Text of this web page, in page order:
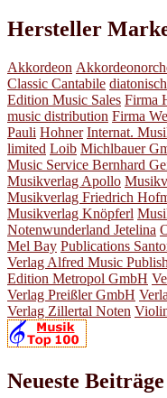
Hersteller
Akkordeon
Classic Cantabile
Edition Music Sales Firma
music distribution Firma
Pauli Hohner Internat.
limited Loib Michlbauer
Music Service Bernhard
Musikverlag Apollo
Musikverlag Friedrich
Musikverlag Knöpferl
Notenwunderland Jetelina
Mel Bay Publications
Verlag Alfred Music
Edition Metropol GmbH
Verlag Preißler GmbH
Verlag Zillertal Noten
Neueste Beiträge